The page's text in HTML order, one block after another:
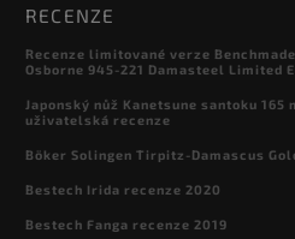
RECENZE
Recenze limitované verze
Osborne 945-221 Damasteel Limited
Japonský nůž Kanetsune santoku 165
uživatelská recenze
Böker Solingen Tirpitz-Damascus
Bestech Irida recenze 2020
Bestech Fanga recenze 2019